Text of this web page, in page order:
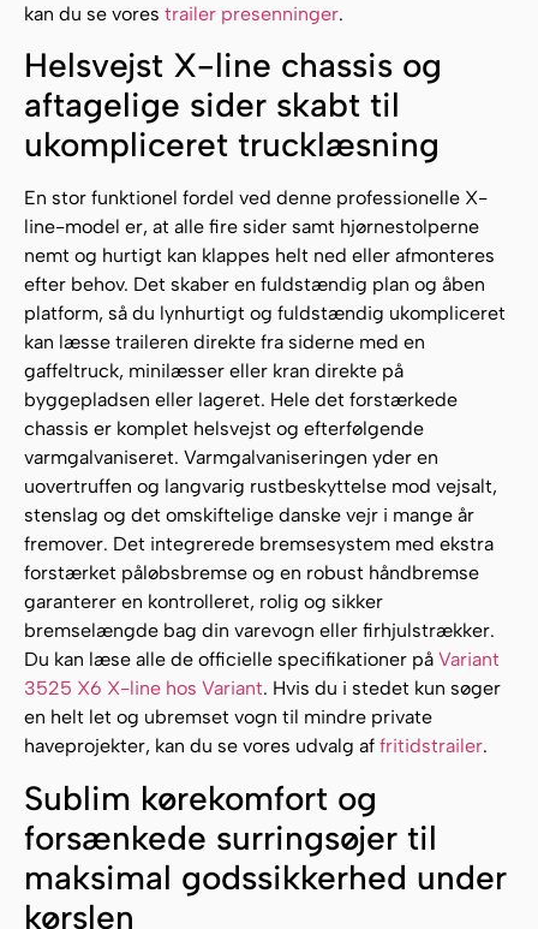
kan du se vores trailer presenninger.
Helsvejst X-line chassis og
aftagelige sider skabt til
ukompliceret trucklæsning
En stor funktionel fordel ved denne professionelle X-
line-model er, at alle fire sider samt hjørnestolperne
nemt og hurtigt kan klappes helt ned eller afmonteres
efter behov. Det skaber en fuldstændig plan og åben
platform, så du lynhurtigt og fuldstændig ukompliceret
kan læsse traileren direkte fra siderne med en
gaffeltruck, minilæsser eller kran direkte på
byggepladsen eller lageret. Hele det forstærkede
chassis er komplet helsvejst og efterfølgende
varmgalvaniseret. Varmgalvaniseringen yder en
uovertruffen og langvarig rustbeskyttelse mod vejsalt,
stenslag og det omskiftelige danske vejr i mange år
fremover. Det integrerede bremsesystem med ekstra
forstærket påløbsbremse og en robust håndbremse
garanterer en kontrolleret, rolig og sikker
bremselængde bag din varevogn eller firhjulstrækker.
Du kan læse alle de officielle specifikationer på Variant
3525 X6 X-line hos Variant. Hvis du i stedet kun søger
en helt let og ubremset vogn til mindre private
haveprojekter, kan du se vores udvalg af fritidstrailer.
Sublim kørekomfort og
forsænkede surringsøjer til
maksimal godssikkerhed under
kørslen